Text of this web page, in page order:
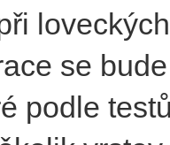
se
podle